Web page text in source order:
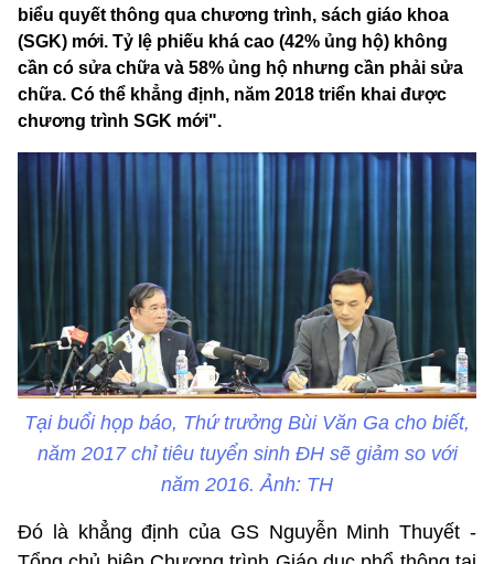
biểu quyết thông qua chương trình, sách giáo khoa
(SGK) mới. Tỷ lệ phiếu khá cao (42% ủng hộ) không
cần có sửa chữa và 58% ủng hộ nhưng cần phải sửa
chữa. Có thể khẳng định, năm 2018 triển khai được
chương trình SGK mới".
Tại buổi họp báo, Thứ trưởng Bùi Văn Ga cho biết,
năm 2017 chỉ tiêu tuyển sinh ĐH sẽ giảm so với
năm 2016. Ảnh: TH
Đó là khẳng định của GS Nguyễn Minh Thuyết -